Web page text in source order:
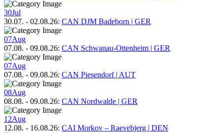
30Jul
30.07. - 02.08.26: CAN DJM Badeborn | GER
07Aug
07.08. - 09.08.26: CAN Schwanau-Ottenheim | GER
07Aug
07.08. - 09.08.26: CAN Piesendorf | AUT
08Aug
08.08. - 09.08.26: CAN Nordwalde | GER
12Aug
12.08. - 16.08.26: CAI Morkov – Raevebjerg | DEN